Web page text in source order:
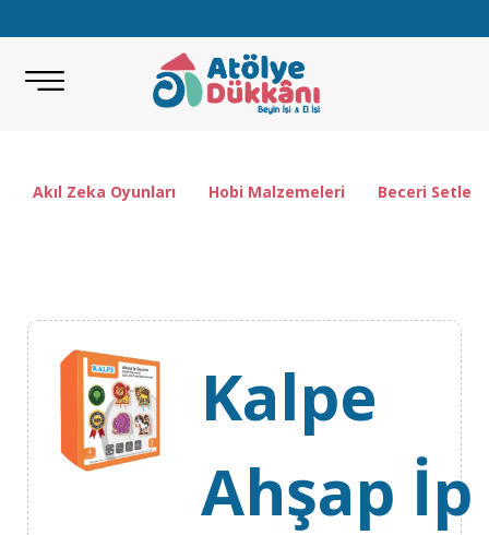
Akıl Zeka Oyunları Hobi Malzemeleri Beceri Setleri
Kalpe
Ahşap İp